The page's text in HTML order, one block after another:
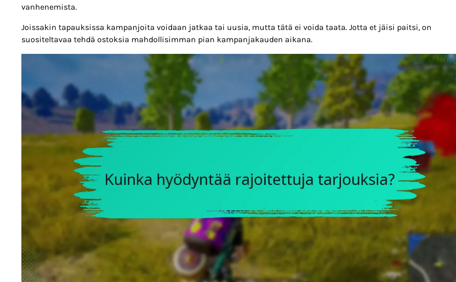
vanhenemista.
Joissakin tapauksissa kampanjoita voidaan jatkaa tai uusia, mutta tätä ei voida taata. Jotta et jäisi paitsi, on
suositeltavaa tehdä ostoksia mahdollisimman pian kampanjakauden aikana.